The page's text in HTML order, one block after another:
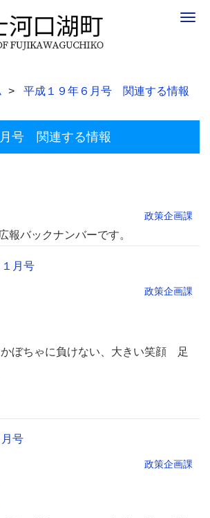
平成１９年６月号 関連する情報
号 関連する情報
政策企画課
報バックナンバーです。
月号
政策企画課
かぼちゃに負けない、大きい笑顔 足
号
政策企画課